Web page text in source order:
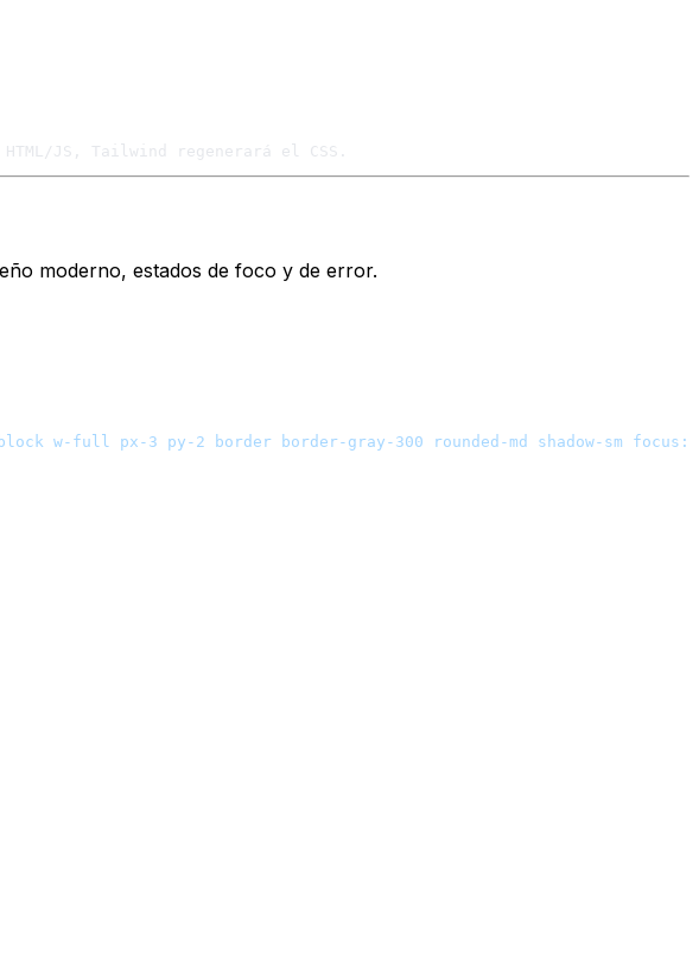
moderno, estados de foco y de error.
w-full px-3 py-2 border border-gray-300 rounded-md shadow-sm